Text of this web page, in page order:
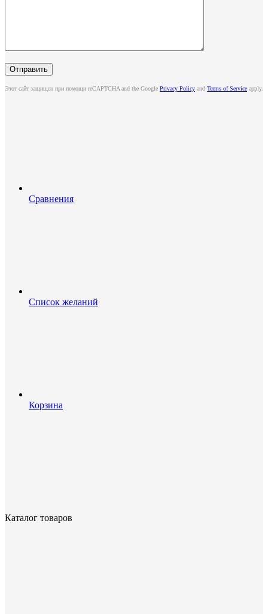
Этот сайт защищен при помощи reCAPTCHA and the Google Privacy Policy and Terms of Service apply.
Сравнения
Список желаний
Корзина
Каталог товаров